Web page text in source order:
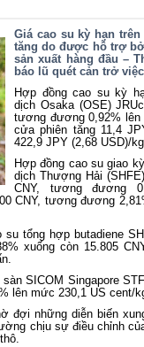
Giá cao su kỳ hạn
tăng do được hỗ trợ
sản xuất hàng đầu –
báo lũ quét cản trở
Hợp đồng cao su kỳ
dịch Osaka (OSE)
tương đương 0,92% lên
cửa phiên tăng 11,4
422,9 JPY (2,68 USD)/
Hợp đồng cao su giao
dịch Thượng Hải
CNY, tương đương
CNY, tương đương
tổng hợp butadiene
xuống còn 15.805
SICOM Singapore
lên mức 230,1 US cent/
đợi những diễn biến
chịu sự điều chỉnh